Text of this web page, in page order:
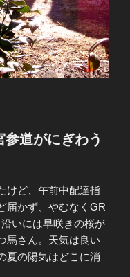
道がにぎわう
けど、午前中配達指
届かず、やむなくGR
いには早咲きの桜が
馬さん。天気は良い
夏の陽気はどこに消